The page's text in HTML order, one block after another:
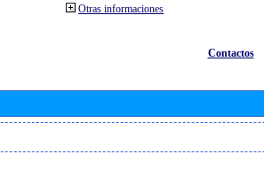
Otras informaciones
Contactos